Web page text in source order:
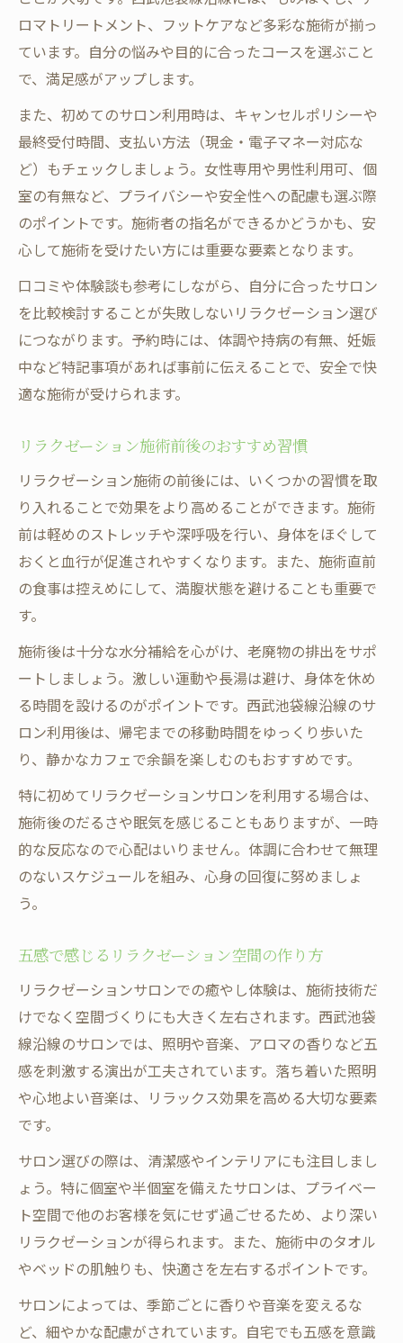
ロマトリートメント、フットケアなど多彩な施術が揃っ
ています。自分の悩みや目的に合ったコースを選ぶこと
で、満足感がアップします。
また、初めてのサロン利用時は、キャンセルポリシーや
最終受付時間、支払い方法（現金・電子マネー対応な
ど）もチェックしましょう。女性専用や男性利用可、個
室の有無など、プライバシーや安全性への配慮も選ぶ際
のポイントです。施術者の指名ができるかどうかも、安
心して施術を受けたい方には重要な要素となります。
口コミや体験談も参考にしながら、自分に合ったサロン
を比較検討することが失敗しないリラクゼーション選び
につながります。予約時には、体調や持病の有無、妊娠
中など特記事項があれば事前に伝えることで、安全で快
適な施術が受けられます。
リラクゼーション施術前後のおすすめ習慣
リラクゼーション施術の前後には、いくつかの習慣を取
り入れることで効果をより高めることができます。施術
前は軽めのストレッチや深呼吸を行い、身体をほぐして
おくと血行が促進されやすくなります。また、施術直前
の食事は控えめにして、満腹状態を避けることも重要で
す。
施術後は十分な水分補給を心がけ、老廃物の排出をサポ
ートしましょう。激しい運動や長湯は避け、身体を休め
る時間を設けるのがポイントです。西武池袋線沿線のサ
ロン利用後は、帰宅までの移動時間をゆっくり歩いた
り、静かなカフェで余韻を楽しむのもおすすめです。
特に初めてリラクゼーションサロンを利用する場合は、
施術後のだるさや眠気を感じることもありますが、一時
的な反応なので心配はいりません。体調に合わせて無理
のないスケジュールを組み、心身の回復に努めましょ
う。
五感で感じるリラクゼーション空間の作り方
リラクゼーションサロンでの癒やし体験は、施術技術だ
けでなく空間づくりにも大きく左右されます。西武池袋
線沿線のサロンでは、照明や音楽、アロマの香りなど五
感を刺激する演出が工夫されています。落ち着いた照明
や心地よい音楽は、リラックス効果を高める大切な要素
です。
サロン選びの際は、清潔感やインテリアにも注目しまし
ょう。特に個室や半個室を備えたサロンは、プライベー
ト空間で他のお客様を気にせず過ごせるため、より深い
リラクゼーションが得られます。また、施術中のタオル
やベッドの肌触りも、快適さを左右するポイントです。
サロンによっては、季節ごとに香りや音楽を変えるな
ど、細やかな配慮がされています。自宅でも五感を意識